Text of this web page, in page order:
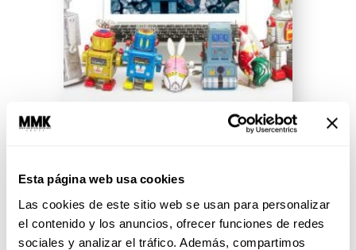
Esta página web usa cookies
Las cookies de este sitio web se usan para personalizar
el contenido y los anuncios, ofrecer funciones de redes
sociales y analizar el tráfico. Además, compartimos
Corrupción Real vs Fake News
información sin saber si es real o
de dónde viene? Les vamos a
decir por...